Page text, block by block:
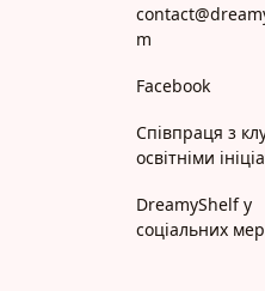
m
Facebook
Співпраця з
освітніми
DreamyShelf у
соціальних